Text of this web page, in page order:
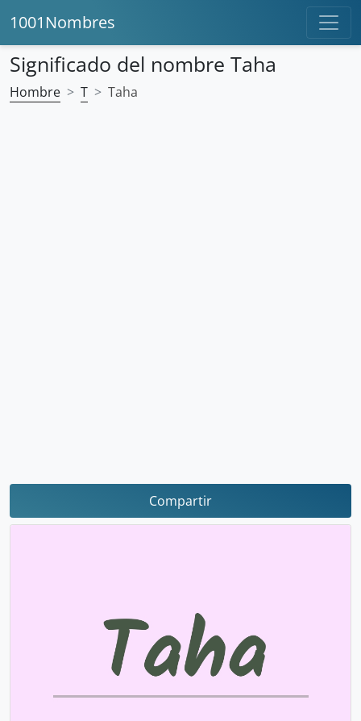
1001Nombres
Significado del nombre Taha
Hombre T Taha
Compartir